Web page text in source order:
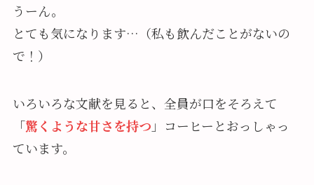
うーん。
とても気になります…（私も飲んだことがないの
で！）
いろいろな文献を見ると、全員が口をそろえて
「驚くような甘さを持つ 」コーヒーとおっしゃっ
ています。